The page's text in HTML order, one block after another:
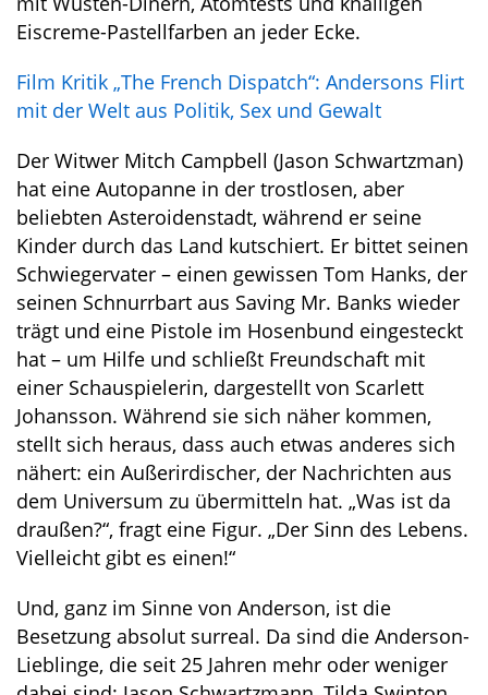
Eiscreme-Pastellfarben an jeder Ecke.
Film Kritik „The French Dispatch“: Andersons Flirt
mit der Welt aus Politik, Sex und Gewalt
Der Witwer Mitch Campbell (Jason Schwartzman)
hat eine Autopanne in der trostlosen, aber
beliebten Asteroidenstadt, während er seine
Kinder durch das Land kutschiert. Er bittet seinen
Schwiegervater – einen gewissen Tom Hanks, der
seinen Schnurrbart aus Saving Mr. Banks wieder
trägt und eine Pistole im Hosenbund eingesteckt
hat – um Hilfe und schließt Freundschaft mit
einer Schauspielerin, dargestellt von Scarlett
Johansson. Während sie sich näher kommen,
stellt sich heraus, dass auch etwas anderes sich
nähert: ein Außerirdischer, der Nachrichten aus
dem Universum zu übermitteln hat. „Was ist da
draußen?“, fragt eine Figur. „Der Sinn des Lebens.
Vielleicht gibt es einen!“
Und, ganz im Sinne von Anderson, ist die
Besetzung absolut surreal. Da sind die Anderson-
Lieblinge, die seit 25 Jahren mehr oder weniger